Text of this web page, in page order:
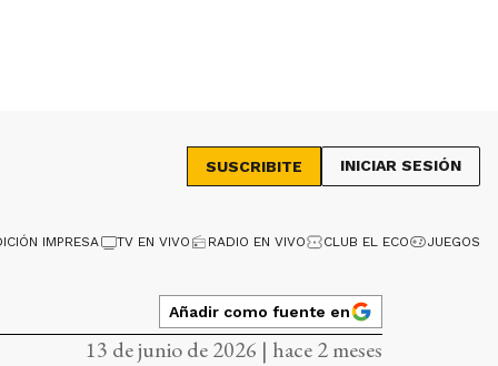
SUSCRIBITE INICIAR SESIÓN
IMPRESA TV EN VIVO RADIO EN VIVO CLUB EL ECO JUEGOS
Añadir como fuente en
13 de junio de 2026 | hace 2 meses